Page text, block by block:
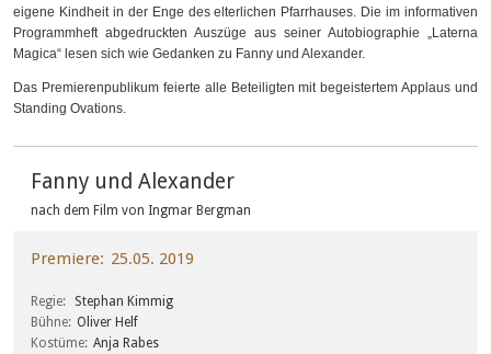
eigene Kindheit in der Enge des elterlichen Pfarrhauses. Die im informativen
Programmheft abgedruckten Auszüge aus seiner Autobiographie „Laterna
Magica“ lesen sich wie Gedanken zu Fanny und Alexander.
Das Premierenpublikum feierte alle Beteiligten mit begeistertem Applaus und
Standing Ovations.
Fanny und Alexander
nach dem Film von Ingmar Bergman
Premiere 25.05. 2019
Regie
Stephan Kimmig
Bühne
Oliver Helf
Kostüme Anja Rabes